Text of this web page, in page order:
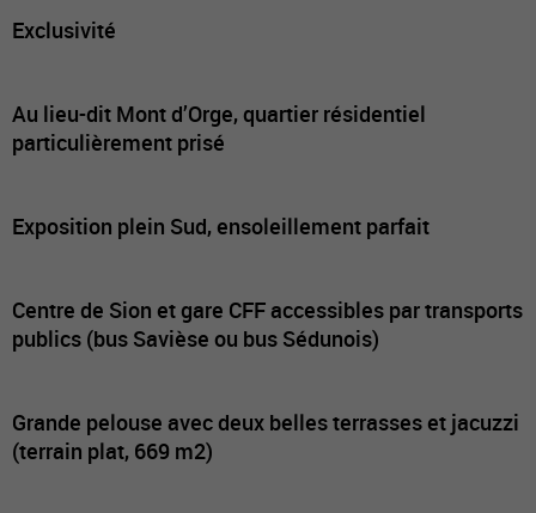
Exclusivité
Au lieu-dit Mont d’Orge, quartier résidentiel
particulièrement prisé
Exposition plein Sud, ensoleillement parfait
Centre de Sion et gare CFF accessibles par transports
publics (bus Savièse ou bus Sédunois)
Grande pelouse avec deux belles terrasses et jacuzzi
(terrain plat, 669 m2)